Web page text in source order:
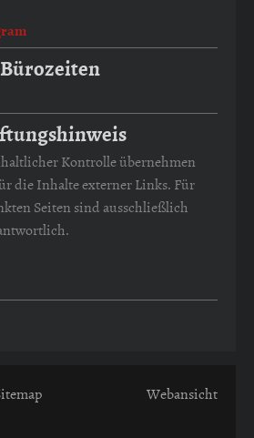
Bürozeiten
Kontrolle übernehmen
die Inhalte externer Links. Für
Seiten sind ausschließlich
Webansicht